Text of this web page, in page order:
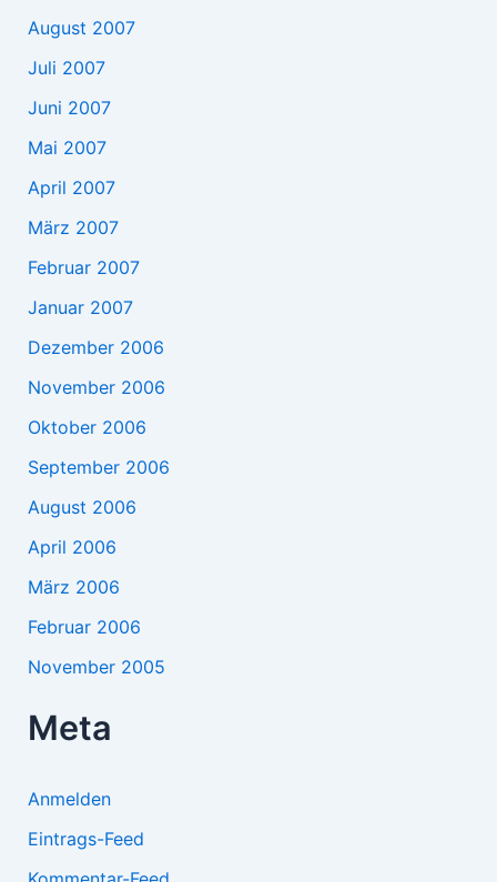
August 2007
Juli 2007
Juni 2007
Mai 2007
April 2007
März 2007
Februar 2007
Januar 2007
Dezember 2006
November 2006
Oktober 2006
September 2006
August 2006
April 2006
März 2006
Februar 2006
November 2005
Meta
Anmelden
Eintrags-Feed